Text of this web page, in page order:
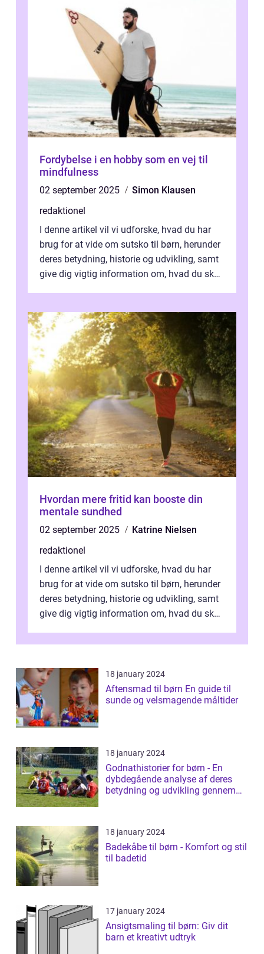
Fordybelse i en hobby som en vej til
mindfulness
02 september 2025
Simon Klausen
redaktionel
I denne artikel vil vi udforske, hvad du har
brug for at vide om sutsko til børn, herunder
deres betydning, historie og udvikling, samt
give dig vigtig information om, hvad du skal
Hvordan mere fritid kan booste din
mentale sundhed
02 september 2025
Katrine Nielsen
redaktionel
I denne artikel vil vi udforske, hvad du har
brug for at vide om sutsko til børn, herunder
deres betydning, historie og udvikling, samt
give dig vigtig information om, hvad du skal
18 january 2024
Aftensmad til børn En guide til
sunde og velsmagende måltider
18 january 2024
Godnathistorier for børn - En
dybdegående analyse af deres
betydning og udvikling gennem
18 january 2024
Badekåbe til børn - Komfort og stil
til badetid
17 january 2024
Ansigtsmaling til børn: Giv dit
barn et kreativt udtryk